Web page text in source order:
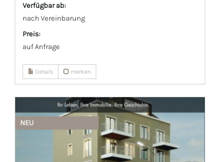
Verfügbar ab:
nach Vereinbarung
Preis:
auf Anfrage
Details merken
NEU